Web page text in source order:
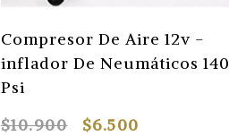
Compresor De Aire 12v -
inflador De Neumáticos 140
Psi
$10.900
$6.500